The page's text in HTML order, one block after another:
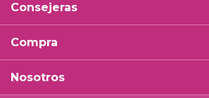
Consejeras
Compra
Nosotros